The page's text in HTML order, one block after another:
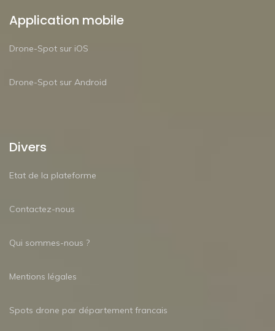
Application mobile
Drone-Spot sur iOS
Drone-Spot sur Android
Divers
Etat de la plateforme
Contactez-nous
Qui sommes-nous ?
Mentions légales
Spots drone par département francais